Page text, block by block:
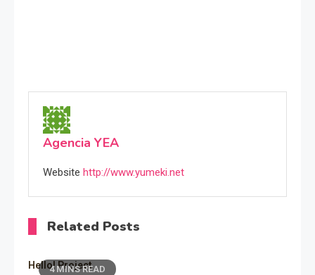
Agencia YEA
Website http://www.yumeki.net
Related Posts
4 MINS READ
Hello! Project